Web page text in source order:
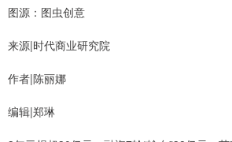
图源：图虫创意
来源|时代商业研究院
作者|陈丽娜
编辑|郑琳